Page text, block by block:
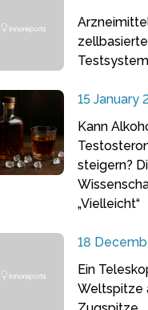
15 January
Kann
steigern?
„Vielleicht“
18
Ein
Weltspitze